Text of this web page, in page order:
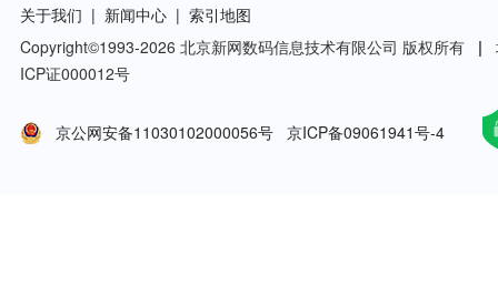
关于我们 | 新闻中心 | 索引地图
Copyright©1993-2026 北京新网数码信息技术有限公司 版权所有 |
ICP证000012号
京公网安备11030102000056号 京ICP备09061941号-4